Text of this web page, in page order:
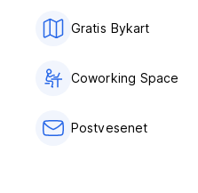
Gratis Bykart
Coworking Space
Postvesenet